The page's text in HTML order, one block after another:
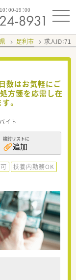
：00-19：00
足利市 求人ID：
数はお気軽にご
方箋を応需し在
。
イト
検討リストに
追加
扶養内勤務OK